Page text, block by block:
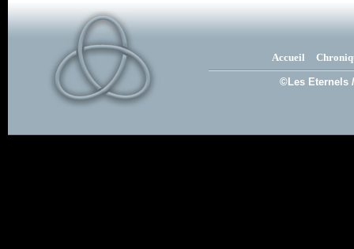
Accueil
©Les Eternels